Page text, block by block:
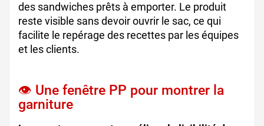
des sandwiches prêts à emporter. Le produit
reste visible sans devoir ouvrir le sac, ce qui
facilite le repérage des recettes par les équipes
et les clients.
👁️ Une fenêtre PP pour montrer la
garniture